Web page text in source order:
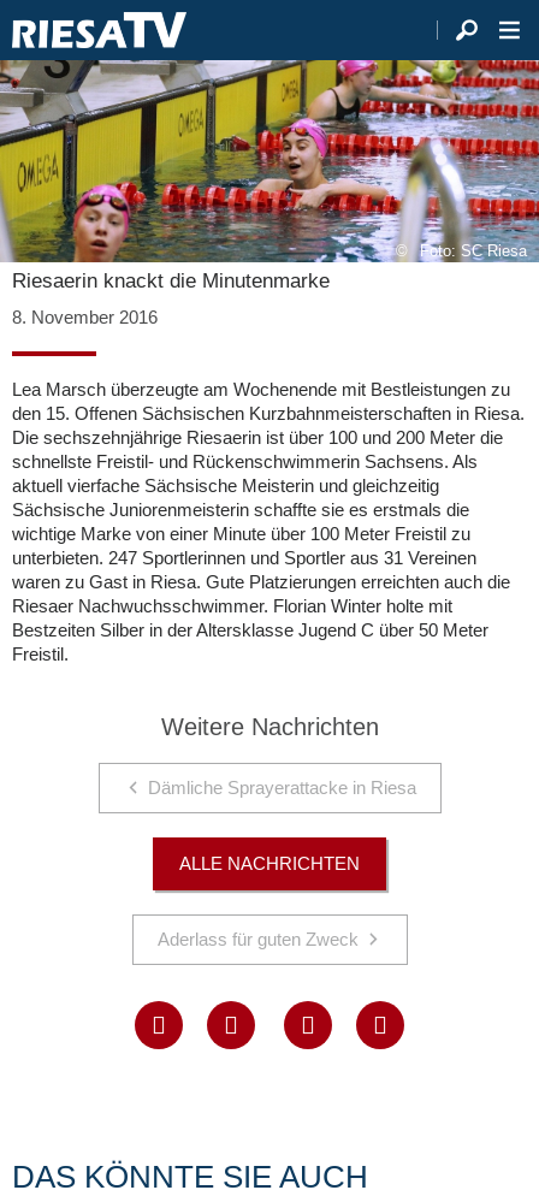
Foto: SC Riesa
Riesaerin knackt die Minutenmarke
8. November 2016
Lea Marsch überzeugte am Wochenende mit Bestleistungen zu
den 15. Offenen Sächsischen Kurzbahnmeisterschaften in Riesa.
Die sechszehnjährige Riesaerin ist über 100 und 200 Meter die
schnellste Freistil- und Rückenschwimmerin Sachsens. Als
aktuell vierfache Sächsische Meisterin und gleichzeitig
Sächsische Juniorenmeisterin schaffte sie es erstmals die
wichtige Marke von einer Minute über 100 Meter Freistil zu
unterbieten. 247 Sportlerinnen und Sportler aus 31 Vereinen
waren zu Gast in Riesa. Gute Platzierungen erreichten auch die
Riesaer Nachwuchsschwimmer. Florian Winter holte mit
Bestzeiten Silber in der Altersklasse Jugend C über 50 Meter
Freistil.
Weitere Nachrichten
Dämliche Sprayerattacke in Riesa
ALLE NACHRICHTEN
Aderlass für guten Zweck
DAS KÖNNTE SIE AUCH